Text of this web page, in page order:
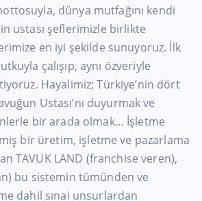
dünya mutfağını kendi
ustası şeflerimizle birlikte
en iyi şekilde sunuyoruz. İlk
çalışıp, aynı özveriyle
Hayalimiz; Türkiye’nin dört
Ustası’nı duyurmak ve
bir arada olmak… İşletme
bir üretim, işletme ve pazarlama
TAVUK LAND (franchise veren),
bu sistemin tümünden ve
dahil sınai unsurlardan